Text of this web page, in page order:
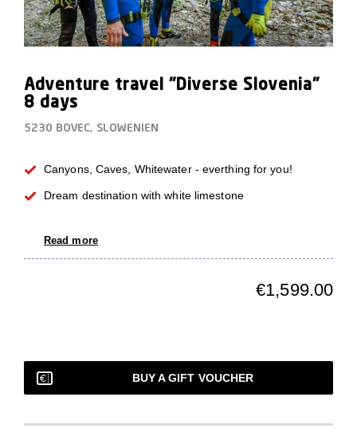
Adventure travel "Diverse Slovenia"
8 days
5230 BOVEC, SLOWENIEN
Canyons, Caves, Whitewater - everthing for you!
Dream destination with white limestone
Read more
€1,599.00
BUY A GIFT VOUCHER